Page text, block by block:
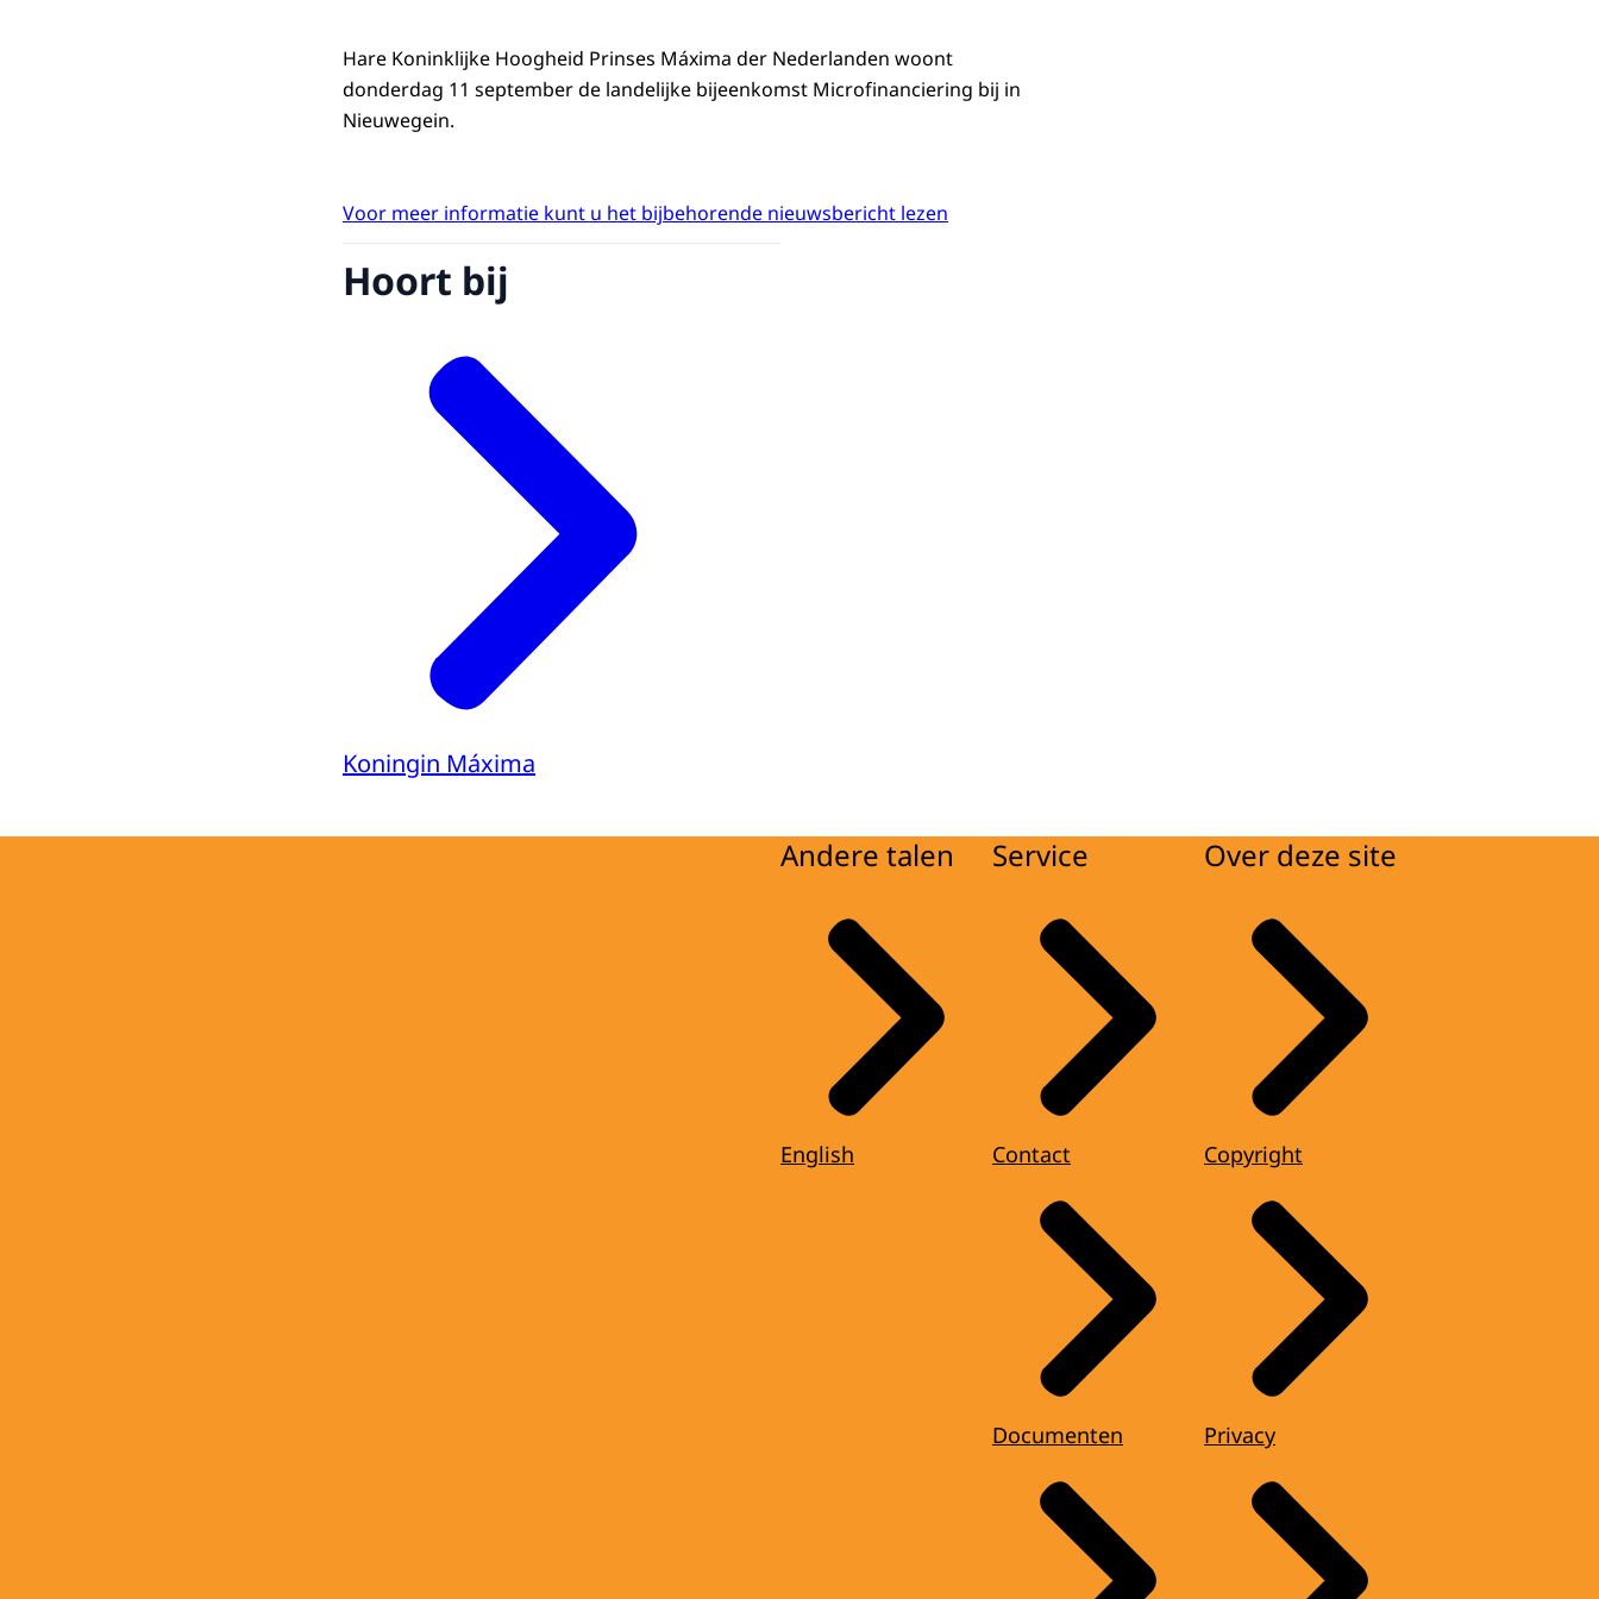
Hare Koninklijke Hoogheid Prinses Máxima der Nederlanden woont
donderdag 11 september de landelijke bijeenkomst Microfinanciering bij in
Nieuwegein.
Voor meer informatie kunt u het bijbehorende nieuwsbericht lezen
Hoort bij
Koningin Máxima
Andere talen
English
Service
Contact
Documenten
Over deze site
Copyright
Privacy